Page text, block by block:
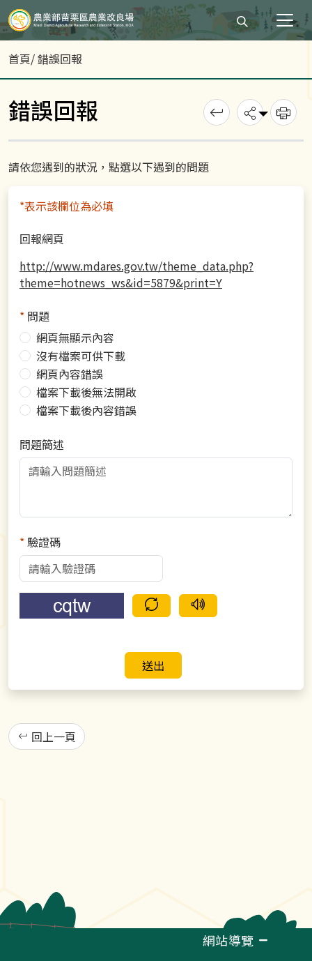
打開搜尋輸入
首頁/ 錯誤回報
錯誤回報 回上一頁
分享
列
請依您遇到的狀況，點選以下遇到的問題
*表示該欄位為必填
回報網頁
http://www.mdares.gov.tw/theme_data.php?
theme=hotnews_ws&id=5879&print=Y
* 問題
網頁無顯示內容
沒有檔案可供下載
網頁內容錯誤
檔案下載後無法開啟
檔案下載後內容錯誤
問題簡述
*驗證碼
驗證碼重新整理
語音驗證碼
送出
回上一頁
網站導覽